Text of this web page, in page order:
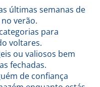
últimas semanas de
verão.
para
voltares.
ou valiosos bem
fechadas.
de confiança